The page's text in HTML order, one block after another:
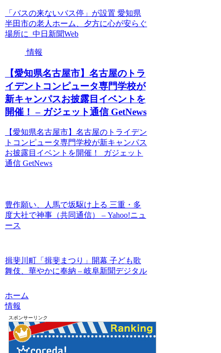
「バスの来ないバス停」が設置 愛知県
半田市の老人ホーム、夕方に心が安らぐ
場所に 中日新聞Web
情報
【愛知県名古屋市】名古屋のトラ
イデントコンピュータ専門学校が
新キャンパスお披露目イベントを
開催！ – ガジェット通信 GetNews
【愛知県名古屋市】名古屋のトライデン
トコンピュータ専門学校が新キャンパス
お披露目イベントを開催！ ガジェット
通信 GetNews
豊作願い、人馬で坂駆け上る 三重・多
度大社で神事（共同通信） – Yahoo!ニュ
ース
揖斐川町「揖斐まつり」開幕 子ども歌
舞伎、華やかに奉納 – 岐阜新聞デジタル
ホーム
情報
スポンサーリンク